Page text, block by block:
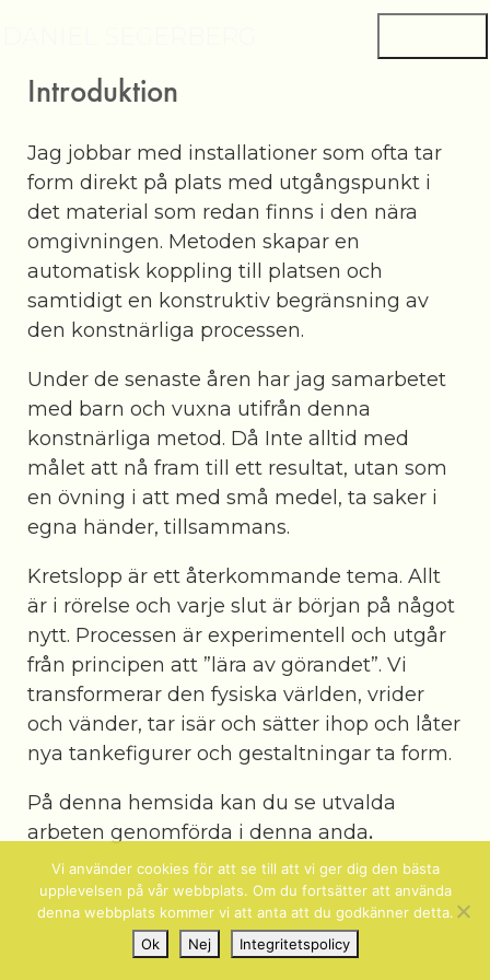
Introduktion
Jag jobbar med installationer som ofta tar
form direkt på plats med utgångspunkt i
det material som redan finns i den nära
omgivningen. Metoden skapar en
automatisk koppling till platsen och
samtidigt en konstruktiv begränsning av
den konstnärliga processen.
Under de senaste åren har jag samarbetet
med barn och vuxna utifrån denna
konstnärliga metod. Då Inte alltid med
målet att nå fram till ett resultat, utan som
en övning i att med små medel, ta saker i
egna händer, tillsammans.
Kretslopp är ett återkommande tema. Allt
är i rörelse och varje slut är början på något
nytt. Processen är experimentell och utgår
från principen att ”lära av görandet”. Vi
transformerar den fysiska världen, vrider
och vänder, tar isär och sätter ihop och låter
nya tankefigurer och gestaltningar ta form.
På denna hemsida kan du se utvalda
arbeten genomförda i denna anda.
Vi använder cookies för att se till att vi ger dig den bästa
upplevelsen på vår webbplats. Om du fortsätter att använda
denna webbplats kommer vi att anta att du godkänner detta.
Ok
Nej Integritetspolicy